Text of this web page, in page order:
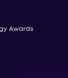
Awards